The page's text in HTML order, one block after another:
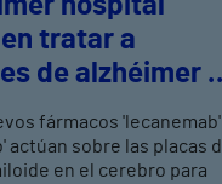
hospital
tratar a
de alzhéimer
con terapias
fármacos 'lecanemab'
actúan sobre las placas
en el cerebro para